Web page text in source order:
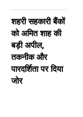
शहरी सहकारी बैंकों
को अमित शाह की
बड़ी अपील,
तकनीक और
पारदर्शिता पर दिया
जोर